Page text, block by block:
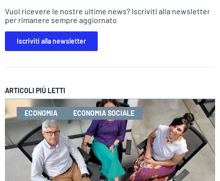
Vuoi ricevere le nostre ultime news? Iscriviti alla newsletter
per rimanere sempre aggiornato
Iscriviti alla newsletter
ARTICOLI PIÙ LETTI
ECONOMIA ECONOMIA SOCIALE